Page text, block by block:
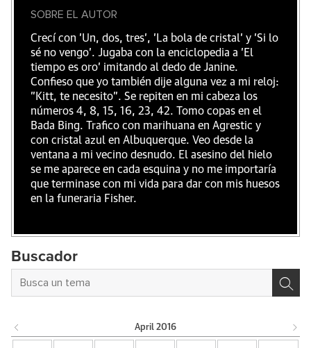
SOBRE EL AUTOR
Crecí con 'Un, dos, tres', 'La bola de cristal' y 'Si lo
sé no vengo'. Jugaba con la enciclopedia a 'El
tiempo es oro' imitando al dedo de Janine.
Confieso que yo también dije alguna vez a mi reloj:
"Kitt, te necesito". Se repiten en mi cabeza los
números 4, 8, 15, 16, 23, 42. Tomo copas en el
Bada Bing. Trafico con marihuana en Agrestic y
con cristal azul en Albuquerque. Veo desde la
ventana a mi vecino desnudo. El asesino del hielo
se me aparece en cada esquina y no me importaría
que terminase con mi vida para dar con mis huesos
en la funeraria Fisher.
Buscador
April 2016